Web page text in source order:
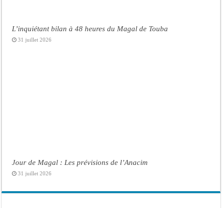
L’inquiétant bilan à 48 heures du Magal de Touba
31 juillet 2026
Jour de Magal : Les prévisions de l’Anacim
31 juillet 2026